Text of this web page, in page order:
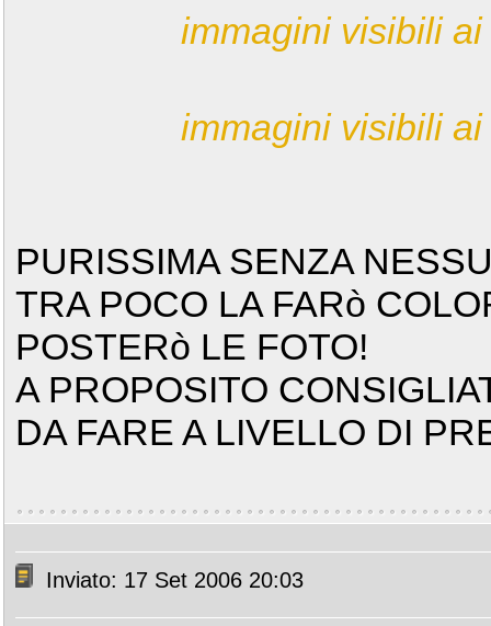
immagini visibili
immagini visibili
PURISSIMA SENZA
TRA POCO LA FARò
POSTERò LE FOTO!
A PROPOSITO
DA FARE A LIVELLO DI
Inviato: 17 Set 2006 20:03